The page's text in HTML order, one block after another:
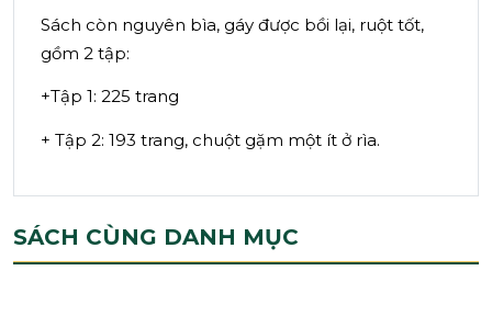
Sách còn nguyên bìa, gáy được bồi lại, ruột tốt,
gồm 2 tập:
+Tập 1: 225 trang
+ Tập 2: 193 trang, chuột gặm một ít ở rìa.
SÁCH CÙNG DANH MỤC